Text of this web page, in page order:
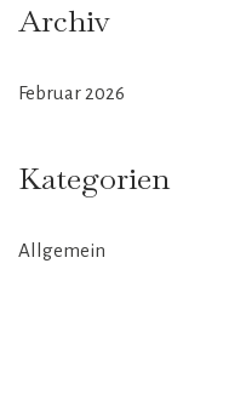
Archiv
Februar 2026
Kategorien
Allgemein